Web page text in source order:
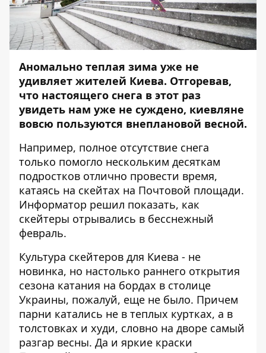
Аномально теплая зима уже не
удивляет жителей Киева. Отгоревав,
что настоящего снега в этот раз
увидеть нам уже не суждено, киевляне
вовсю пользуются внеплановой весной.
Например, полное отсутствие снега
только помогло нескольким десяткам
подростков отлично провести время,
катаясь на скейтах на Почтовой площади.
Информатор решил показать, как
скейтеры отрывались в бесснежный
февраль.
Культура скейтеров для Киева - не
новинка, но настолько раннего открытия
сезона катания на бордах в столице
Украины, пожалуй, еще не было. Причем
парни катались не в теплых куртках, а в
толстовках и худи, словно на дворе самый
разгар весны. Да и яркие краски